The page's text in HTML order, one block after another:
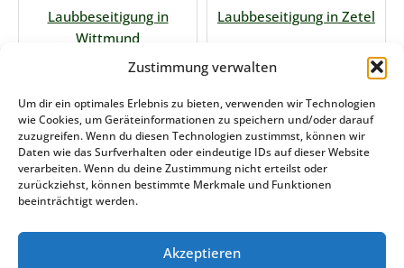
Zustimmung verwalten
Um dir ein optimales Erlebnis zu bieten, verwenden wir Technologien
wie Cookies, um Geräteinformationen zu speichern und/oder darauf
zuzugreifen. Wenn du diesen Technologien zustimmst, können wir
Daten wie das Surfverhalten oder eindeutige IDs auf dieser Website
verarbeiten. Wenn du deine Zustimmung nicht erteilst oder
zurückziehst, können bestimmte Merkmale und Funktionen
beeinträchtigt werden.
Akzeptieren
Laubbeseitigung in
Wittmund
Laubbeseitigung in Zetel
Jetzt Anfrage stellen
Zum Formular
Das könnte Sie auch interessieren
Winterdienst Nordrhein-Westfalen